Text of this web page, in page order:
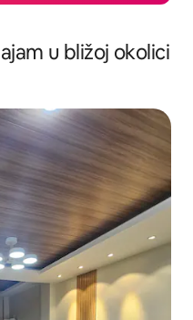
u bližoj okolici
„Odabrali gosti”